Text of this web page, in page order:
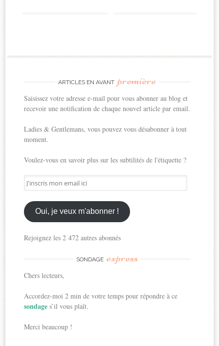
ARTICLES EN AVANT première
Saisissez votre adresse e-mail pour vous abonner au blog et
recevoir une notification de chaque nouvel article par email.
Ladies & Gentlemans, vous pouvez vous désabonner à tout
moment.
Voulez-vous en savoir plus sur les subtilités de l'étiquette ?
J'inscris
mon
email
ici
Oui, je veux m'abonner !
Rejoignez les 2 472 autres abonnés
SONDAGE express
Chers lecteurs,
Accordez-moi 2 min de votre temps pour répondre à ce
sondages’il vous plaît.
Merci beaucoup !